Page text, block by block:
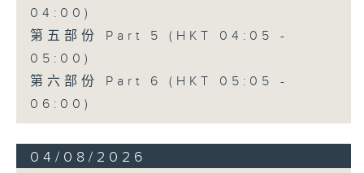
04:00)
第五部份 Part 5 (HKT 04:05 -
05:00)
第六部份 Part 6 (HKT 05:05 -
06:00)
04/08/2026